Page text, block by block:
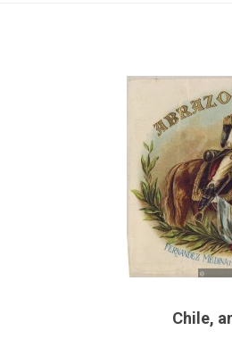
Chile,